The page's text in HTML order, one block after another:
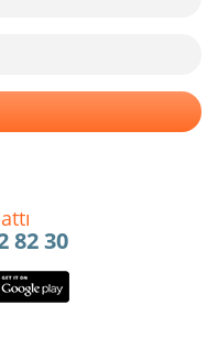
82 30